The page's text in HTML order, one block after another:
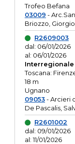
Trofeo Befana
03009 -
Briozzo, Giorgio
R2609003
dal: 06/01/2026
al: 06/01/2026
Interregionale
Toscana:
18 m
Ugnano
09053- Arcieri
De Pascalis,
R2601002
dal: 09/01/2026
al: 11/01/2026